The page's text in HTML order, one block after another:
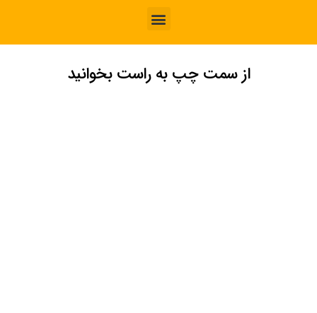
از سمت چپ به راست بخوانید